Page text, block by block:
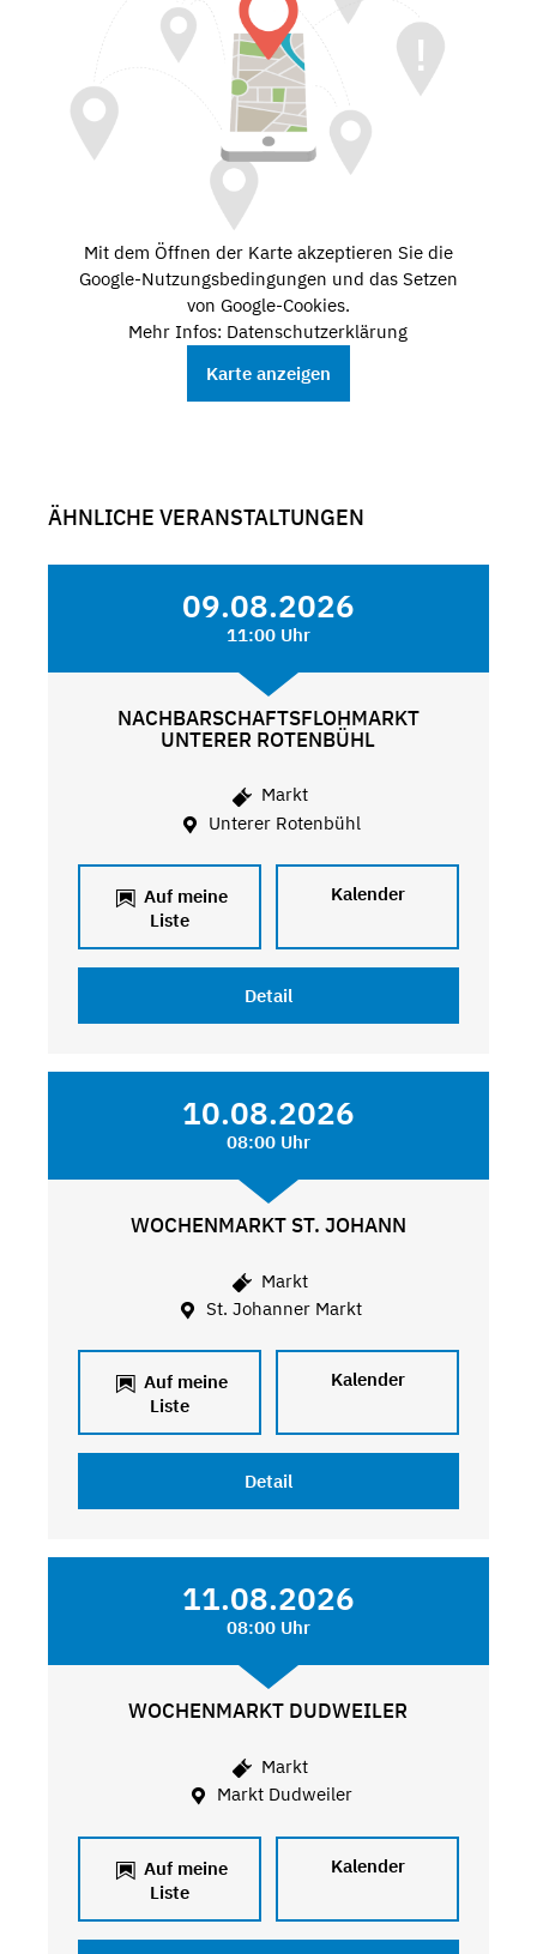
Mit dem Öffnen der Karte akzeptieren Sie die
Google-Nutzungsbedingungen und das Setzen
von Google-Cookies.
Mehr Infos: Datenschutzerklärung
Karte anzeigen
ÄHNLICHE VERANSTALTUNGEN
09.08.2026
11:00 Uhr
NACHBARSCHAFTSFLOHMARKT
UNTERER ROTENBÜHL
Markt
Unterer Rotenbühl
Auf meine
Liste
Kalender
Detail
10.08.2026
08:00 Uhr
WOCHENMARKT ST. JOHANN
Markt
St. Johanner Markt
Auf meine
Liste
Kalender
Detail
11.08.2026
08:00 Uhr
WOCHENMARKT DUDWEILER
Markt
Markt Dudweiler
Auf meine
Liste
Kalender